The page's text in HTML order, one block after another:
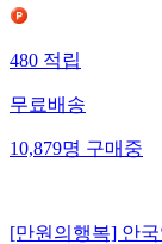
480적립
무료배송
10,879명구매중
[만원의행복] 안